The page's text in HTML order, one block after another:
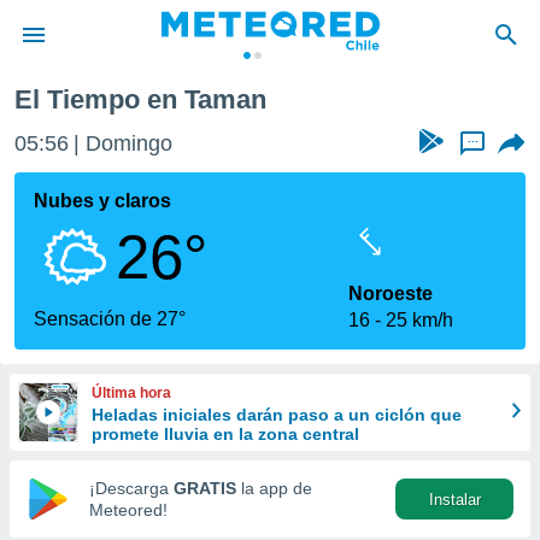
de
por
que se
calidad.
a este
las
y
forma
digital
basada
El Tiempo en Taman
05:56 Domingo ...
Nubes y claros
26°
Sensación de 27°
Noroeste
16
25 km/h
Última hora
Heladas iniciales darán paso a un ciclón que
promete lluvia en la zona central
¡Descarga GRATIS la app de
Meteored!
Instalar